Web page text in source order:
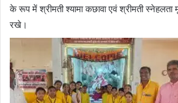
के रूप में श्रीमती श्यामा कछावा एवं श्रीमती स्नेहलता
रखे।